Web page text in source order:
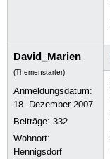
David_Marien
(Themenstarter)
Anmeldungsdatum:
18. Dezember 2007
Beiträge:332
Wohnort:
Hennigsdorf